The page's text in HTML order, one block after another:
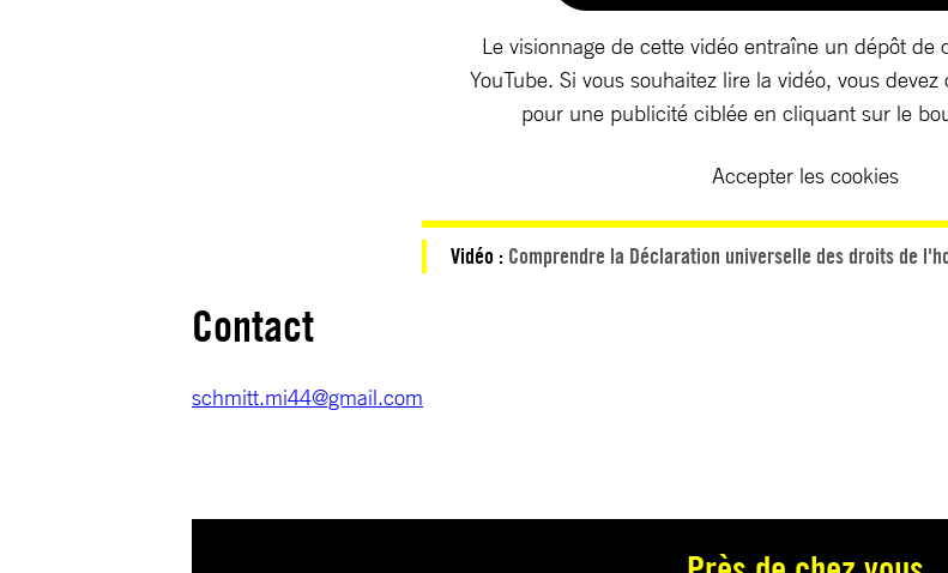
Le visionnage de cette vidéo entraîne un dépôt de
YouTube. Si vous souhaitez lire la vidéo, vous
pour une publicité ciblée en cliquant sur le
Accepter les cookies
Vidéo : Comprendre la Déclaration universelle des droits de
Contact
schmitt.mi44@gmail.com